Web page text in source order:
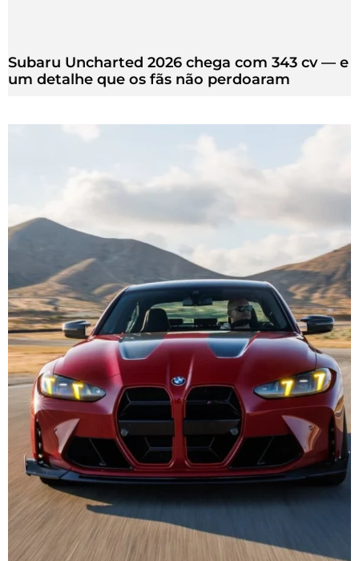
Subaru Uncharted 2026 chega com 343 cv — e
um detalhe que os fãs não perdoaram